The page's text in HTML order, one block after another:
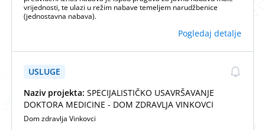
vrijednosti, te ulazi u režim nabave temeljem narudžbenice
(jednostavna nabava).
Pogledaj detalje
USLUGE
Naziv projekta: SPECIJALISTIČKO USAVRŠAVANJE
DOKTORA MEDICINE - DOM ZDRAVLJA VINKOVCI
Dom zdravlja Vinkovci